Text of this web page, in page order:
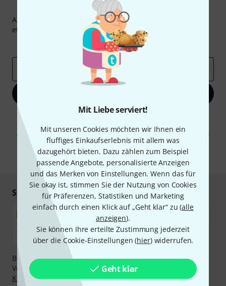
Mit Liebe serviert!
Mit unseren Cookies möchten wir Ihnen ein
fluffiges Einkaufserlebnis mit allem was
dazugehört bieten. Dazu zählen zum Beispiel
passende Angebote, personalisierte Anzeigen
und das Merken von Einstellungen. Wenn das für
Sie okay ist, stimmen Sie der Nutzung von Cookies
für Präferenzen, Statistiken und Marketing
einfach durch einen Klick auf „Geht klar“ zu (alle
anzeigen).
Sie können Ihre erteilte Zustimmung jederzeit
über die Cookie-Einstellungen (hier) widerrufen.
Geht klar
Thomann Newsletter
Abonniere den Thomann Newsletter und gewinne mit
etwas Glück einen von50 Gutscheinenüber jeweils
Inspirierende Beiträge
Deals
Mit Klick auf „Jetzt anmelden“ stimmen Sie dem Erhalt von E-Mail-
Werbung und einer Messung des E-Mail-Nutzungsverhaltens zu. Die
Abmeldung ist jederzeit möglich. Weitere Informationen finden Sie in
unserenDatenschutzhinweisen.
Sicher einkaufen & bezahlen
Bezahlen Sie vertraulich und sicher per Nachnahme,
Vorkasse, PayPal, Amazon Pay,Klarna Sofort bezahlen
,
Klarna Ratenzahlungoder Kreditkarte.